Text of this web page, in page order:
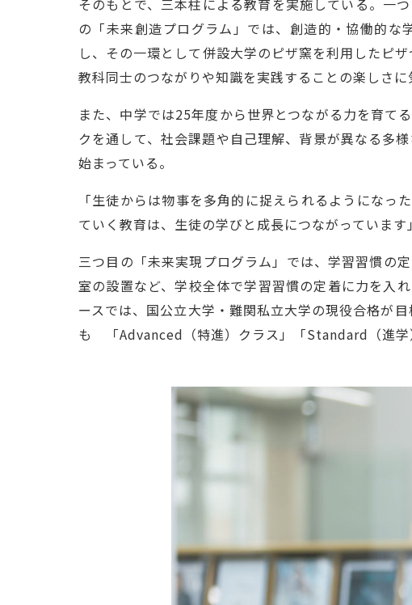
の「未来創造プログラム」では、創造的・協働的
し、その一環として併設大学のピザ窯を利用したピ
教科同士のつながりや知識を実践することの楽しさに
また、中学では25年度から世界とつながる力を育て
クを通して、社会課題や自己理解、背景が異なる多
始まっている。
「生徒からは物事を多角的に捉えられるようにな
ていく教育は、生徒の学びと成長につながっています
三つ目の「未来実現プログラム」では、学習習慣の
室の設置など、学校全体で学習習慣の定着に力を入
ースでは、国公立大学・難関私立大学の現役合格が
も 「Advanced（特進）クラス」「Standard（進学